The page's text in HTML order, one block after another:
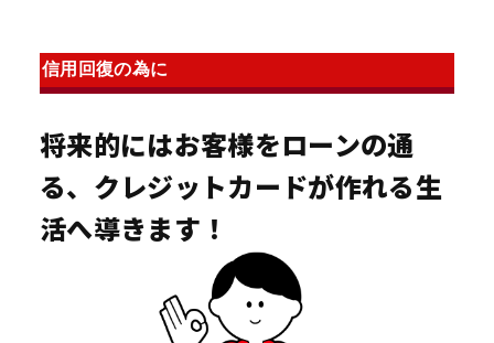
信用回復の為に
将来的にはお客様をローンの通
る、クレジットカードが作れる生
活へ導きます！